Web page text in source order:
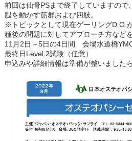
前回は仙骨PSまで終了していますの
腿を動かす筋群および四肢。
※トピックとして現在ゲーリングD.O.
種後の問題に対してアプローチ方など
11月2日～5日の4日間 会場水道橋
最終日Level.2試験（任意）
申込みや詳細情報は準備が整いました